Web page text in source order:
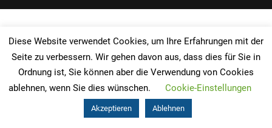
Diese Website verwendet Cookies, um Ihre Erfahrungen mit der
Seite zu verbessern. Wir gehen davon aus, dass dies für Sie in
Ordnung ist, Sie können aber die Verwendung von Cookies
ablehnen, wenn Sie dies wünschen.
Cookie-Einstellungen
Akzeptieren Ablehnen